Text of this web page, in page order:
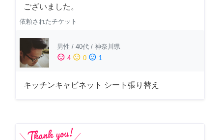
ございました。
依頼されたチケット
男性 / 40代 / 神奈川県
sentiment_satisfied 4 sentiment_neutral 0 sentiment_dissatisfied 1
キッチンキャビネット シート張り替え